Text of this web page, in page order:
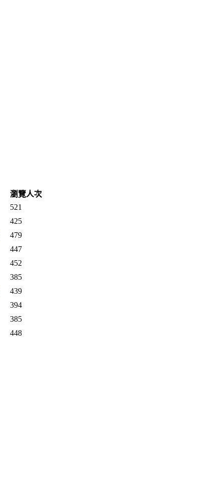
瀏覽人次
521
425
479
447
452
385
439
394
385
448